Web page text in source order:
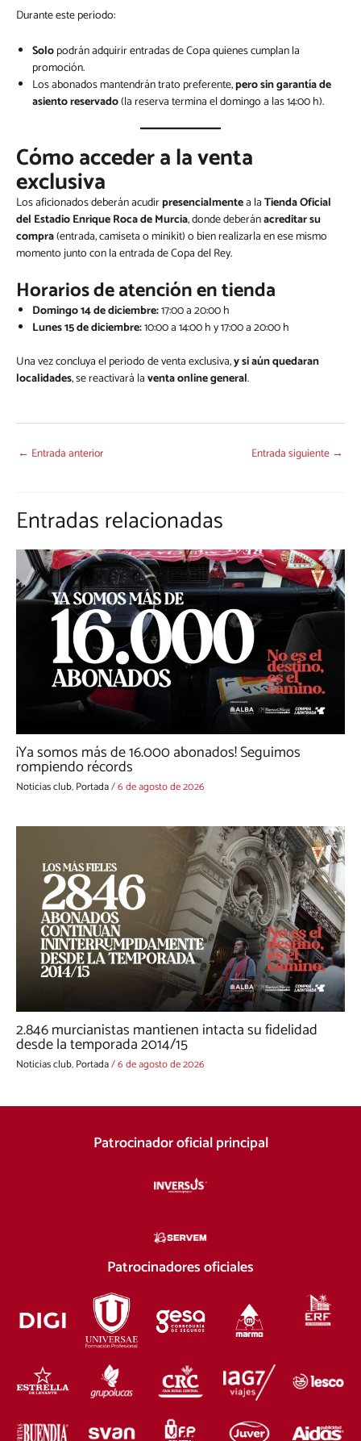
Durante este periodo:
Solopodrán adquirir entradas de Copa quienes cumplan la
promoción.
Los abonados mantendrán trato preferente,pero sin garantía de
asiento reservado(la reserva termina el domingo a las 14:00 h).
Cómo acceder a la venta
exclusiva
Los aficionados deberán acudirpresencialmentea laTienda Oficial
del Estadio Enrique Roca de Murcia, donde deberánacreditar su
compra(entrada, camiseta o minikit) o bien realizarla en ese mismo
momento junto con la entrada de Copa del Rey.
Horarios de atención en tienda
Domingo 14 de diciembre:17:00 a 20:00 h
Lunes 15 de diciembre:10:00 a 14:00 h y 17:00 a 20:00 h
Una vez concluya el periodo de venta exclusiva,y si aún quedaran
localidades, se reactivará laventa online general.
← Entrada anterior Entrada siguiente →
Entradas relacionadas
¡Ya somos más de 16.000 abonados! Seguimos
rompiendo récords
Noticias club,Portada/6 de agosto de 2026
2.846 murcianistas mantienen intacta su fidelidad
desde la temporada 2014/15
Noticias club,Portada/6 de agosto de 2026
Patrocinador oficial principal
Patrocinadores oficiales